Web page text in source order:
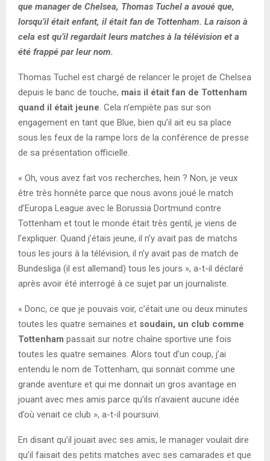
que manager de Chelsea, Thomas Tuchel a avoué que,
lorsqu’il était enfant, il était fan de Tottenham. La raison à
cela est qu’il regardait leurs matches à la télévision et a
été frappé par leur nom.
Thomas Tuchel est chargé de relancer le projet de Chelsea
depuis le banc de touche, mais il était fan de Tottenham
quand il était jeune. Cela n’empiète pas sur son
engagement en tant que Blue, bien qu’il ait eu sa place
sous les feux de la rampe lors de la conférence de presse
de sa présentation officielle.
« Oh, vous avez fait vos recherches, hein ? Non, je veux
être très honnête parce que nous avons joué le match
d’Europa League avec le Borussia Dortmund contre
Tottenham et tout le monde était très gentil, je viens de
l’expliquer. Quand j’étais jeune, il n’y avait pas de matchs
tous les jours à la télévision, il n’y avait pas de match de
Bundesliga (il est allemand) tous les jours », a-t-il déclaré
après avoir été interrogé à ce sujet par un journaliste.
« Donc, ce que je pouvais voir, c’était une ou deux minutes
toutes les quatre semaines et soudain, un club comme
Tottenham passait sur notre chaîne sportive une fois
toutes les quatre semaines. Alors tout d’un coup, j’ai
entendu le nom de Tottenham, qui sonnait comme une
grande aventure et qui me donnait un gros avantage en
jouant avec mes amis parce qu’ils n’avaient aucune idée
d’où venait ce club », a-t-il poursuivi.
En disant qu’il jouait avec ses amis, le manager voulait dire
qu’il faisait des petits matches avec ses camarades et que